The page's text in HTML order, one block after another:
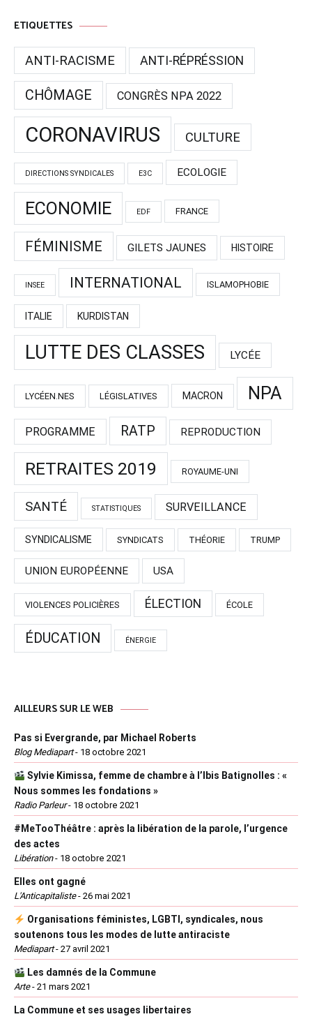
ETIQUETTES
ANTI-RACISME ANTI-RÉPRÉSSION
CHÔMAGE CONGRÈS NPA 2022
CORONAVIRUS CULTURE
DIRECTIONS SYNDICALES E3C ECOLOGIE
ECONOMIE EDF FRANCE
FÉMINISME GILETS JAUNES HISTOIRE
INSEE INTERNATIONAL ISLAMOPHOBIE
ITALIE KURDISTAN
LUTTE DES CLASSES LYCÉE
LYCÉEN.NES LÉGISLATIVES MACRON NPA
PROGRAMME RATP REPRODUCTION
RETRAITES 2019 ROYAUME-UNI
SANTÉ STATISTIQUES SURVEILLANCE
SYNDICALISME SYNDICATS THÉORIE TRUMP
UNION EUROPÉENNE USA
VIOLENCES POLICIÈRES ÉLECTION ÉCOLE
ÉDUCATION ÉNERGIE
AILLEURS SUR LE WEB
Pas si Evergrande, par Michael Roberts
Blog Mediapart- 18 octobre 2021
Sylvie Kimissa, femme de chambre à l’Ibis Batignolles : «
Nous sommes les fondations »
Radio Parleur- 18 octobre 2021
#MeTooThéâtre : après la libération de la parole, l’urgence
des actes
Libération- 18 octobre 2021
Elles ont gagné
L'Anticapitaliste- 26 mai 2021
Organisations féministes, LGBTI, syndicales, nous
soutenons tous les modes de lutte antiraciste
Mediapart- 27 avril 2021
Les damnés de la Commune
Arte- 21 mars 2021
La Commune et ses usages libertaires